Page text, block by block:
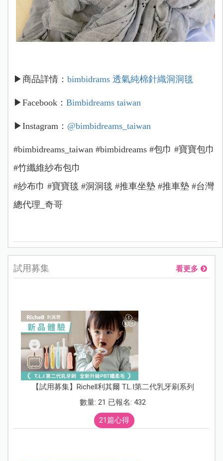
▶商品詳情： bimbidrams 透氣純棉針織洞洞毯
▶Facebook： Bimbidreams taiwan
▶Instagram： @bimbidreams_taiwan
#bimbidreams_taiwan #bimbidreams #包巾 #寶寶包巾
#竹纖維紗布包巾
#紗布巾 #寶寶毯 #洞洞毯 #推車坐墊 #推車墊 #台灣
總代理_奇哥
試用募集 看更多
【試用募集】Richell利其爾 T.L.I第二代乳牙刷系列
數量: 21 已報名: 432
21篇心得